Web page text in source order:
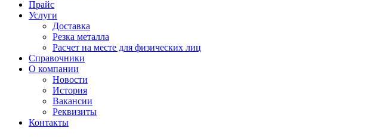
Прайс
Услуги
Доставка
Резка металла
Расчет на месте для физических лиц
Справочники
О компании
Новости
История
Вакансии
Реквизиты
Контакты